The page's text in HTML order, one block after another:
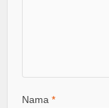
Nama*